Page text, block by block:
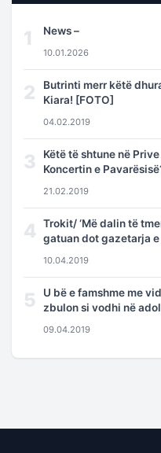
1 News –
10.01.2026
2
Butrinti merr këtë
Kiara! [FOTO]
04.02.2019
3
Këtë të shtune në
Koncertin e
21.02.2019
4
Trokit/ ‘Më dalin të
gatuan dot gazetarja e
10.04.2019
5
U bë e famshme me
zbulon si vodhi në
09.04.2019